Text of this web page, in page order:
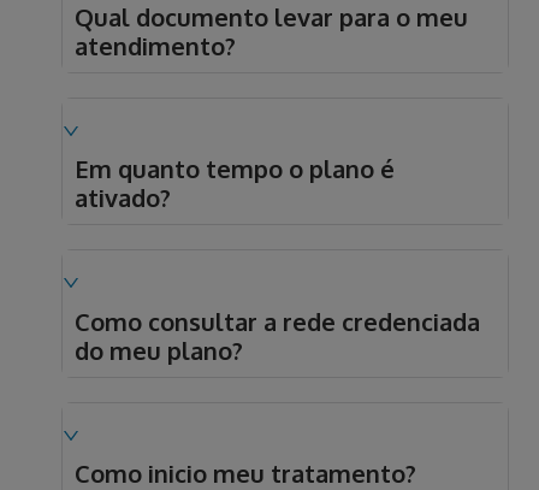
Qual documento levar para o meu
atendimento?
Em quanto tempo o plano é
ativado?
Como consultar a rede credenciada
do meu plano?
Como inicio meu tratamento?